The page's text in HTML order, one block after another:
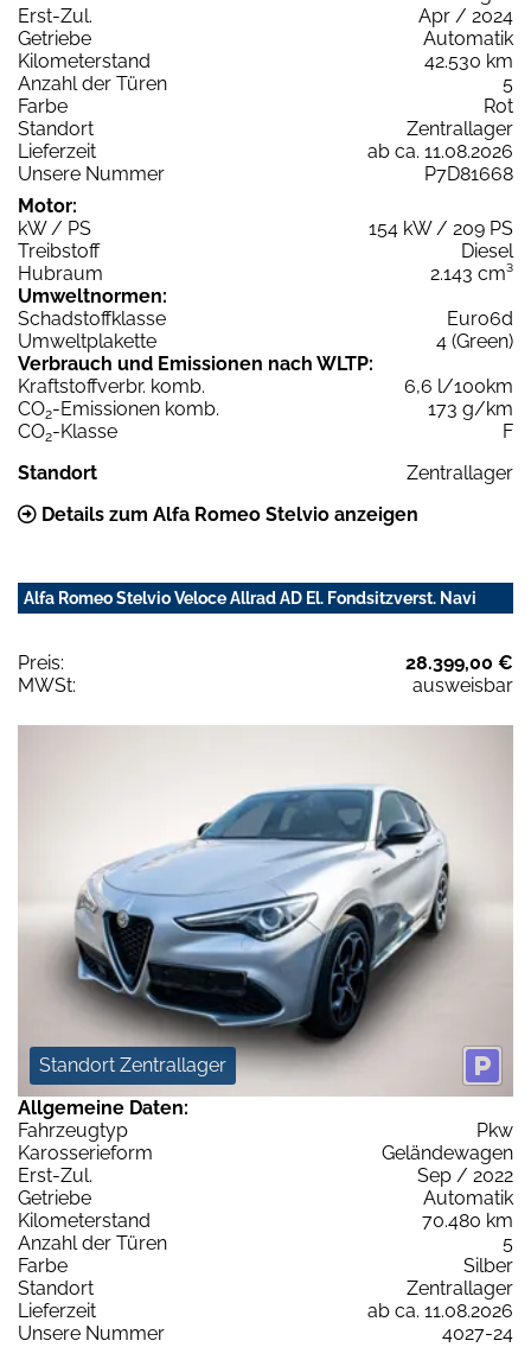
Erst-Zul.
Apr / 2024
Getriebe
Automatik
Kilometerstand
42.530 km
Anzahl der Türen
5
Farbe
Rot
Standort
Zentrallager
Lieferzeit
ab ca. 11.08.2026
Unsere Nummer
P7D81668
Motor:
kW / PS
154 kW / 209 PS
Treibstoff
Diesel
Hubraum
2.143 cm³
Umweltnormen:
Schadstoffklasse
Euro6d
Umweltplakette
4 (Green)
Verbrauch und Emissionen nach WLTP:
Kraftstoffverbr. komb.
6,6 l/100km
CO2-Emissionen komb.
173 g/km
CO2-Klasse
F
Standort
Zentrallager
Details zum Alfa Romeo Stelvio anzeigen
Alfa Romeo Stelvio Veloce Allrad AD El. Fondsitzverst. Navi
Preis:
28.399,00 €
MWSt:
ausweisbar
Standort Zentrallager
Allgemeine Daten:
Fahrzeugtyp
Pkw
Karosserieform
Geländewagen
Erst-Zul.
Sep / 2022
Getriebe
Automatik
Kilometerstand
70.480 km
Anzahl der Türen
5
Farbe
Silber
Standort
Zentrallager
Lieferzeit
ab ca. 11.08.2026
Unsere Nummer
4027-24